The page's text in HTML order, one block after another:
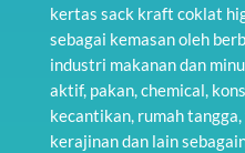
kertas sack kraft coklat
sebagai kemasan oleh
industri makanan dan
aktif, pakan, chemical,
kecantikan, rumah
kerajinan dan lain